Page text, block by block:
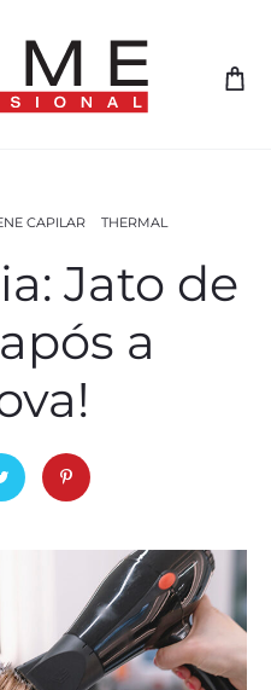
CAPILAR THERMAL
Jato de
a